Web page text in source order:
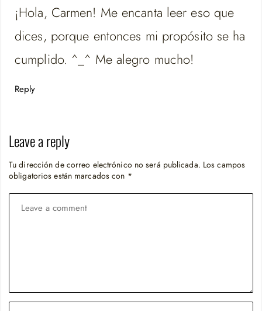
¡Hola, Carmen! Me encanta leer eso que
dices, porque entonces mi propósito se ha
cumplido. ^_^ Me alegro mucho!
Reply
Leave a reply
Tu dirección de correo electrónico no será publicada. Los campos
obligatorios están marcados con *